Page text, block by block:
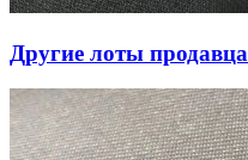
Другие лоты продавца